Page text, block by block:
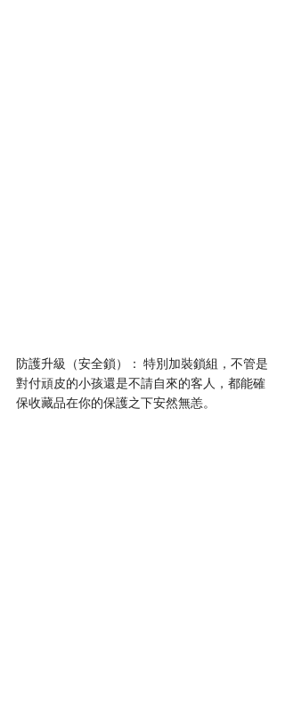
防護升級（安全鎖）： 特別加裝鎖組，不管是
對付頑皮的小孩還是不請自來的客人，都能確
保收藏品在你的保護之下安然無恙。